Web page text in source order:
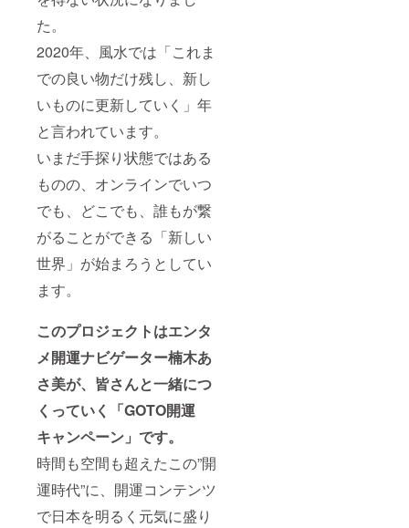
た。
2020年、風水では「これま
での良い物だけ残し、新し
いものに更新していく」年
と言われています。
いまだ手探り状態ではある
ものの、オンラインでいつ
でも、どこでも、誰もが繋
がることができる「新しい
世界」が始まろうとしてい
ます。
このプロジェクトはエンタ
メ開運ナビゲーター楠木あ
さ美が、皆さんと一緒につ
くっていく「GOTO開運
キャンペーン」です。
時間も空間も超えたこの”開
運時代”に、開運コンテンツ
で日本を明るく元気に盛り